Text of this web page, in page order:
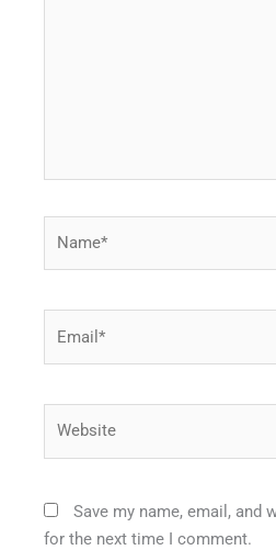
Save my name, email, and
for the next time I comment.